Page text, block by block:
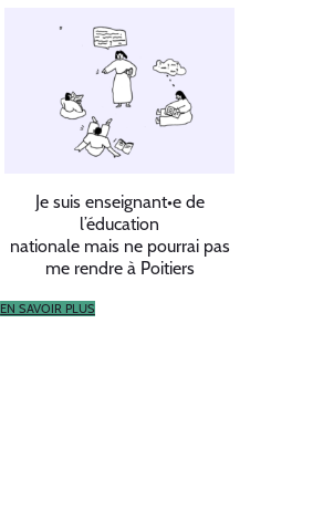
Je suis enseignant•e de
l’éducation
nationale mais ne pourrai pas
me rendre à Poitiers
EN SAVOIR PLUS